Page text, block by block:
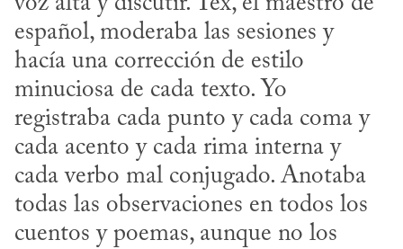
español, moderaba las sesiones y
hacía una corrección de estilo
minuciosa de cada texto. Yo
registraba cada punto y cada coma y
cada acento y cada rima interna y
cada verbo mal conjugado. Anotaba
todas las observaciones en todos los
cuentos y poemas, aunque no los